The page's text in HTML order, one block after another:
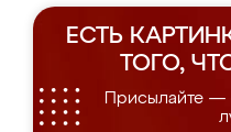
ЕСТЬ
ТОГО,
Присылайте —